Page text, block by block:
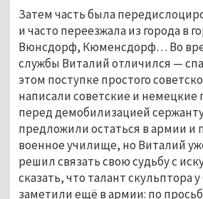
Затем часть была
и часто переезжала из города в
Вюнсдорф, Кюменсдорф… Во
службы Виталий отличился —
этом поступке простого
написали советские и немецкие
перед демобилизацией
предложили остаться в армии и
военное училище, но Виталий
решил связать свою судьбу с
сказать, что талант скульптора
заметили ещё в армии: по